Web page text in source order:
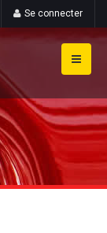
Se connecter